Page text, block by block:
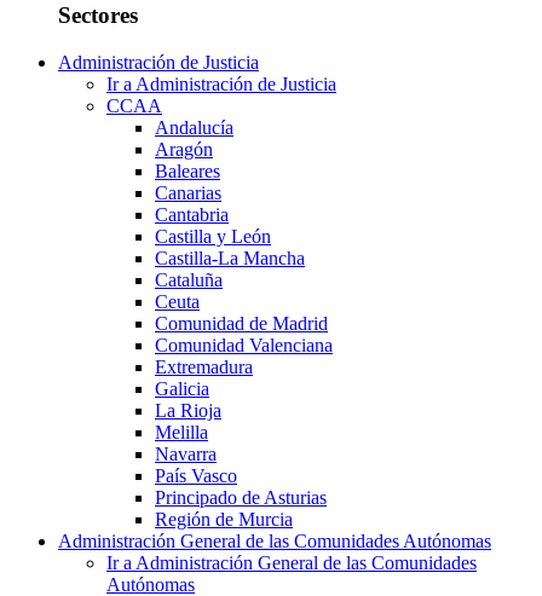
Sectores
Administración de Justicia
Ir a Administración de Justicia
CCAA
Andalucía
Aragón
Baleares
Canarias
Cantabria
Castilla y León
Castilla-La Mancha
Cataluña
Ceuta
Comunidad de Madrid
Comunidad Valenciana
Extremadura
Galicia
La Rioja
Melilla
Navarra
País Vasco
Principado de Asturias
Región de Murcia
Administración General de las Comunidades Autónomas
Ir a Administración General de las Comunidades
Autónomas